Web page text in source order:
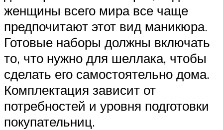
женщины всего мира все чаще
предпочитают этот вид маникюра.
Готовые наборы должны включать
то, что нужно для шеллака, чтобы
сделать его самостоятельно дома.
Комплектация зависит от
потребностей и уровня подготовки
покупательниц.